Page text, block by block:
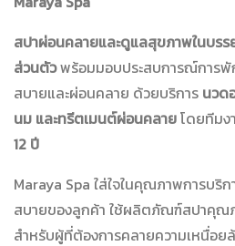
สปาผ่อนคลายและดูแลสุขภาพในบรร
ส่วนตัวพร้อมมอบประสบการณ์การพั
สบายและผ่อนคลาย ด้วยบริการ นวด
นม และทรีตเมนต์ผ่อนคลายโดยทีมง
12 ปี
Maraya Spa ใส่ใจในคุณภาพการบริก
สบายของลูกค้า ใช้ผลิตภัณฑ์สปาคุณ
สำหรับผู้ที่ต้องการคลายความเหนื่อย